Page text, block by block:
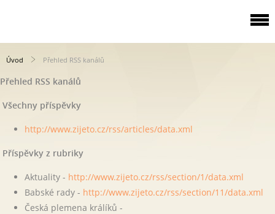
Úvod Přehled RSS kanálů
Přehled RSS kanálů
Všechny příspěvky
http://www.zijeto.cz/rss/articles/data.xml
Příspěvky z rubriky
Aktuality - http://www.zijeto.cz/rss/section/1/data.xml
Babské rady - http://www.zijeto.cz/rss/section/11/data.xml
Česká plemena králíků -